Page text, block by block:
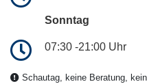
Sonntag
07:30 -21:00 Uhr
Schautag, keine Beratung,